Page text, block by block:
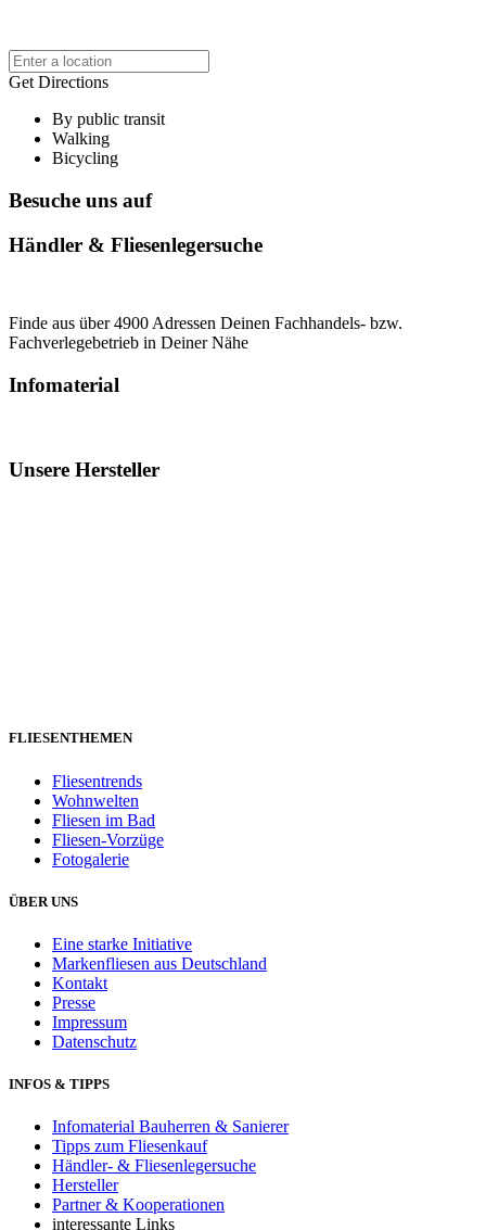
Get Directions
By public transit
Walking
Bicycling
Besuche uns auf
Händler & Fliesenlegersuche
Finde aus über 4900 Adressen Deinen Fachhandels- bzw.
Fachverlegebetrieb in Deiner Nähe
Infomaterial
Unsere Hersteller
FLIESENTHEMEN
Fliesentrends
Wohnwelten
Fliesen im Bad
Fliesen-Vorzüge
Fotogalerie
ÜBER UNS
Eine starke Initiative
Markenfliesen aus Deutschland
Kontakt
Presse
Impressum
Datenschutz
INFOS & TIPPS
Infomaterial Bauherren & Sanierer
Tipps zum Fliesenkauf
Händler- & Fliesenlegersuche
Hersteller
Partner & Kooperationen
interessante Links